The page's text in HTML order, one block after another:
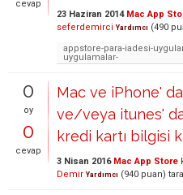
cevap
23 Haziran 2014 Mac App
seferdemirci Yardımcı (490
appstore-para-iadesi-
uygulamalar-
0
oy
0
cevap
Mac ve iPhone'
ve/veya itunes' da
kredi kartı bilgisi
3 Nisan 2016 Mac App Store
Demir Yardımcı (940 puan)